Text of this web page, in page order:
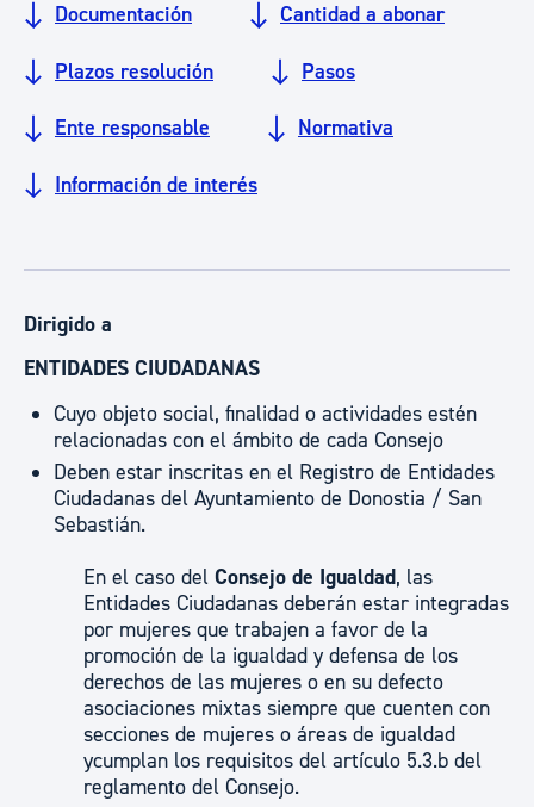
Documentación Cantidad a abonar
Plazos resolución Pasos
Ente responsable Normativa
Información de interés
Dirigido a
ENTIDADES CIUDADANAS
Cuyo objeto social, finalidad o actividades estén
relacionadas con el ámbito de cada Consejo
Deben estar inscritas en el Registro de Entidades
Ciudadanas del Ayuntamiento de Donostia / San
Sebastián.
En el caso del Consejo de Igualdad, las
Entidades Ciudadanas deberán estar integradas
por mujeres que trabajen a favor de la
promoción de la igualdad y defensa de los
derechos de las mujeres o en su defecto
asociaciones mixtas siempre que cuenten con
secciones de mujeres o áreas de igualdad
ycumplan los requisitos del artículo 5.3.b del
reglamento del Consejo.